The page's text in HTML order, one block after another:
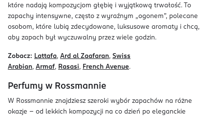
które nadają kompozycjom głębię i wyjątkową trwałość. To
zapachy intensywne, często z wyraźnym „ogonem”, polecane
osobom, które lubią zdecydowane, luksusowe aromaty i chcą,
aby zapach był wyczuwalny przez wiele godzin.
Zobacz: Lattafa, Ard al Zaafaran, Swiss
Arabian, Armaf, Rasasi, French Avenue.
Perfumy w Rossmannie
W Rossmannie znajdziesz szeroki wybór zapachów na różne
okazje - od lekkich kompozycji na co dzień po eleganckie